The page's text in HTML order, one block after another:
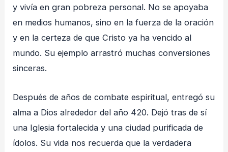
y vivía en gran pobreza personal. No se apoyaba
en medios humanos, sino en la fuerza de la oración
y en la certeza de que Cristo ya ha vencido al
mundo. Su ejemplo arrastró muchas conversiones
sinceras.
Después de años de combate espiritual, entregó su
alma a Dios alrededor del año 420. Dejó tras de sí
una Iglesia fortalecida y una ciudad purificada de
ídolos. Su vida nos recuerda que la verdadera